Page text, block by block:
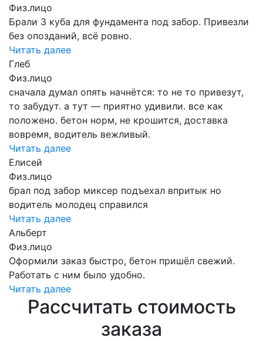
Физ.лицо
Брали 3 куба для фундамента под забор. Привезли
без опозданий, всё ровно.
Читать далее
Глеб
Физ.лицо
сначала думал опять начнётся: то не то привезут,
то забудут. а тут — приятно удивили. все как
положено. бетон норм, не крошится, доставка
вовремя, водитель вежливый.
Читать далее
Елисей
Физ.лицо
брал под забор миксер подъехал впритык но
водитель молодец справился
Читать далее
Альберт
Физ.лицо
Оформили заказ быстро, бетон пришёл свежий.
Работать с ним было удобно.
Читать далее
Рассчитать стоимость
заказа